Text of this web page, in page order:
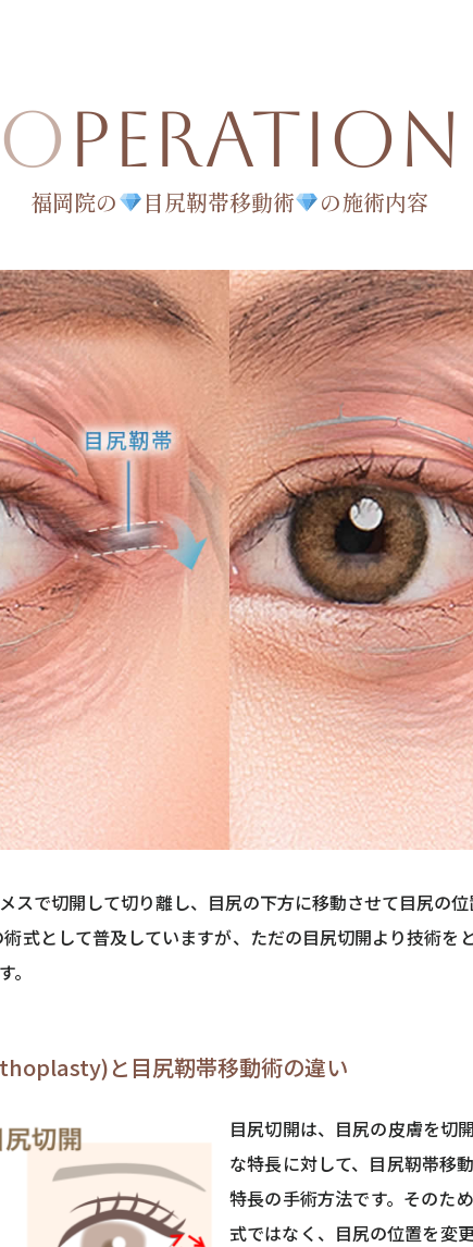
OPERATION
福岡院の 目尻靭帯移動術 の施術内容
スで切開して切り離し、目尻の下方に移動させて目尻の位
式として普及していますが、ただの目尻切開より技術を
と目尻靭帯移動術の違い
目尻切開は、目尻の皮膚を切
な特長に対して、目尻靭帯移
特長の手術方法です。そのた
式ではなく、目尻の位置を変